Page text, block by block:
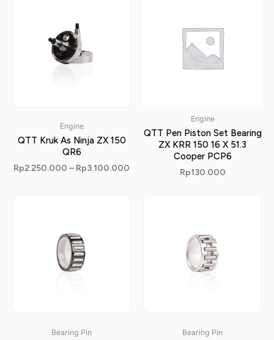
Engine
QTT Kruk As Ninja ZX 150
QR6
Rp2.250.000 – Rp3.100.000
Engine
QTT Pen Piston Set Bearing
ZX KRR 150 16 X 51.3
Cooper PCP6
Rp130.000
Bearing Pin Bearing Pin